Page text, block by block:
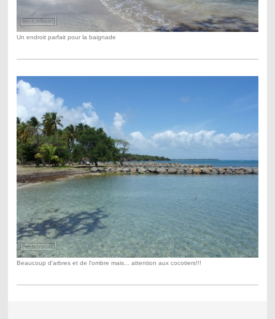
Un endroit parfait pour la baignade
Beaucoup d'arbres et de l'ombre mais... attention aux cocotiers!!!